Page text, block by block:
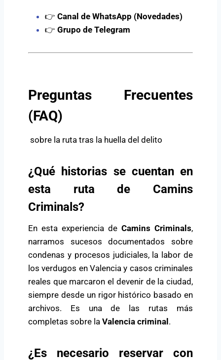
👉 Canal de WhatsApp (Novedades)
👉 Grupo de Telegram
Preguntas Frecuentes
(FAQ)
sobre la ruta tras la huella del delito
¿Qué historias se cuentan en
esta ruta de Camins
Criminals?
En esta experiencia de Camins Criminals,
narramos sucesos documentados sobre
condenas y procesos judiciales, la labor de
los verdugos en Valencia y casos criminales
reales que marcaron el devenir de la ciudad,
siempre desde un rigor histórico basado en
archivos. Es una de las rutas más
completas sobre la Valencia criminal .
¿Es necesario reservar con